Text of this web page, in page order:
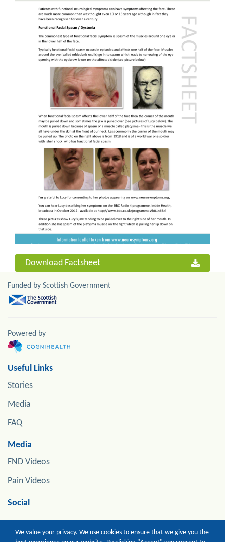
Download Factsheet
We value your privacy. We use cookies to ensure that we give you the
Funded by Scottish Government
Powered by
Useful Links
Stories
Media
FAQ
Media
FND Videos
Pain Videos
Social